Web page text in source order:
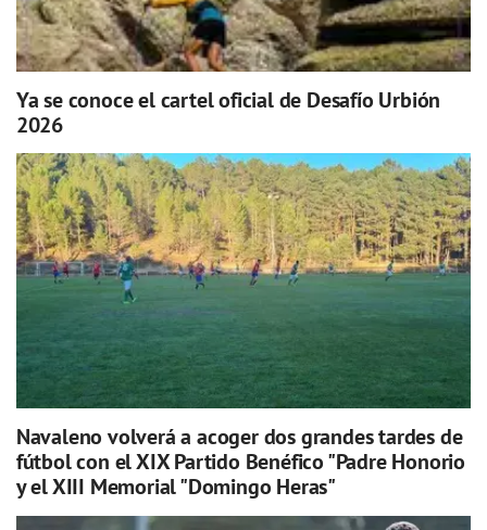
Ya se conoce el cartel oficial de Desafío Urbión
2026
Navaleno volverá a acoger dos grandes tardes de
fútbol con el XIX Partido Benéfico "Padre Honorio
y el XIII Memorial "Domingo Heras"